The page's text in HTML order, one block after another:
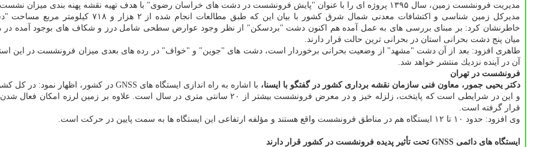
مدیریت فرونشست زمین، سال ۱۳۹۵ پروژه ای را با عنوان "پایش فرونشست در دشت های خراسان رضوی" با هدف تهیه نقشه پهنه بندی میزان نشست و نقشه خطر این مخاطره اجرایی كردیم.
خاطرنشان كرد: بر مبنای بررسی های به عمل آمده هم اكنون دشت "بردسكن" از نظر وجود عوارض سطحی شامل درز و شكاف های بوجود آمده
میان پنج دشت بحرانی استان در بحرانی ترین حالت قرار دارند.
طاهری افزود: بعد از آن دشت "مشهد" از وضعیت بحرانی برخوردار است، دشت های "جوین" و "خواف" در رده های بعدی میزان فرونشست در این استان
آن در آینده نزدیك منتشر خواهد شد.
فرونشست در تهران
دكتر یحیی جمور، معاون فنی سازمان نقشه برداری كشور در گفتگو با ایسنا،
و این در شرایطی است كه پایتخت، زلزله خیز و در معرض فرونشست بیشتر از ۲۰ سانتی متری در سال است. علاوه بر زمین لرزه امكان فعال شدن
قرار گرفته است.
وی افزود: حدود ۱۰ تا ۱۲ ایستگاه هم در مناطق فرونشست واقع هستند و مؤلفه ارتفاعی این ایستگاه ها به سمت پایین در حركت است.
ایستگاه های دائمی GNSS تحت تأثیر پدیده فرونشست در كشور قرار دارند